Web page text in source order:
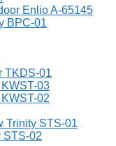
Enlio A-65145
BPC-01
TKDS-01
03
02
Trinity STS-01
STS-02